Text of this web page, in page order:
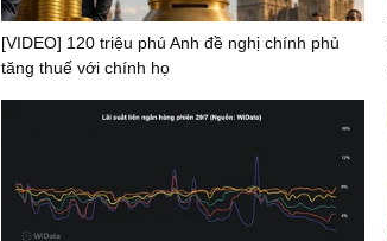
[VIDEO] 120 triệu phú Anh đề nghị chính phủ
tăng thuế với chính họ